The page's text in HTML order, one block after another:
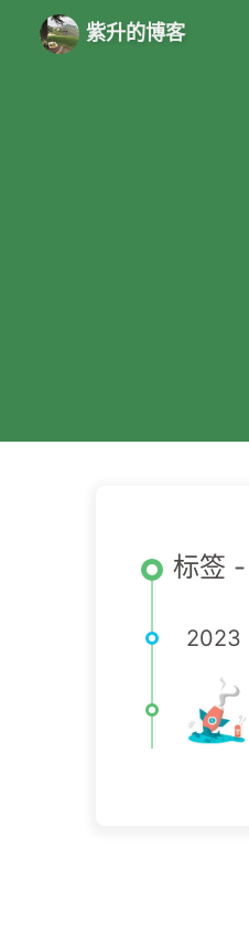
紫升的博客
标签
2023